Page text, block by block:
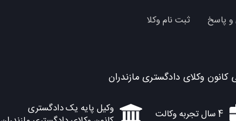
پاسخ ثبت نام وکلا
وکلای دادگستری مازندران
4 سال تجربه وکالت
وکیل پایه یک دادگستری